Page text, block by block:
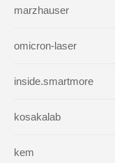
marzhauser
omicron-laser
inside.smartmore
kosakalab
kem